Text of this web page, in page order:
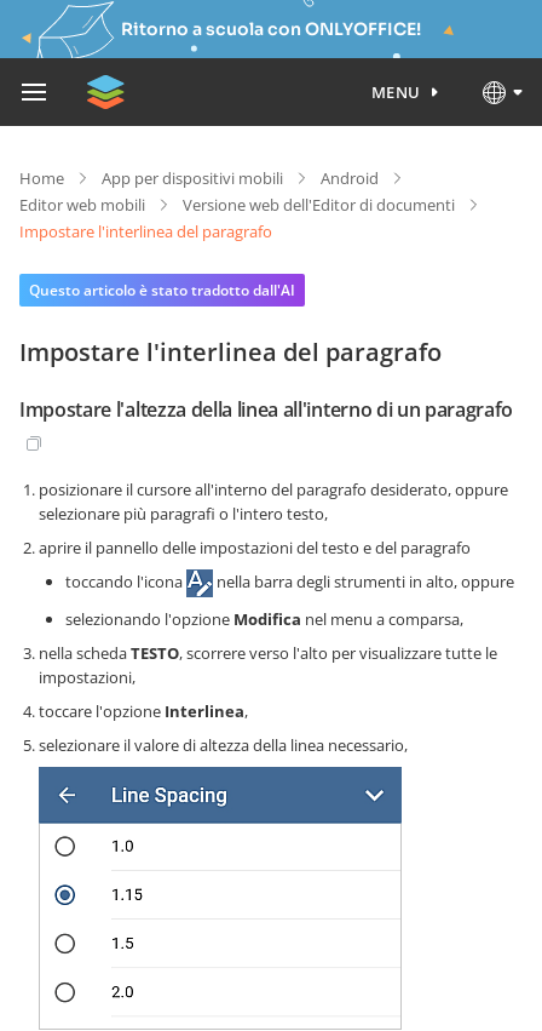
Ritorno a scuola con ONLYOFFICE!
MENU
Home App per dispositivi mobili
Android
Editor web mobili
Versione web dell'Editor di documenti
Impostare l'interlinea del paragrafo
Questo articolo è stato tradotto dall'AI
Impostare l'interlinea del paragrafo
Impostare l'altezza della linea all'interno di un paragrafo
posizionare il cursore all'interno del paragrafo desiderato, oppure
selezionare più paragrafi o l'intero testo,
aprire il pannello delle impostazioni del testo e del paragrafo
toccando l'icona
nella barra degli strumenti in alto, oppure
selezionando l'opzione Modifica nel menu a comparsa,
nella schedaTESTO, scorrere verso l'alto per visualizzare tutte le
impostazioni,
toccare l'opzione Interlinea,
selezionare il valore di altezza della linea necessario,